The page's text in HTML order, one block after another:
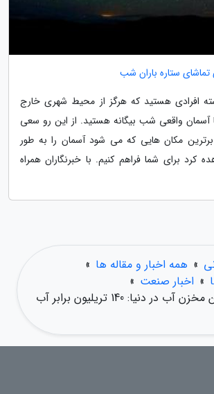
تماشای ستاره باران شب
افرادی هستید که هرگز از محیط شهری خارج
آسمان واقعی شب بیگانه هستید. از این رو سعی
برترین مکان هایی که می شود آسمان را به طور
کرد برای شما فراهم کنیم. با خبرنگاران همراه
» همه اخبار و مقاله ها »
» اخبار صنعت »
کشف بزرگ ترین مخزن آب در دنیا: 140 تریلیون برابر آب